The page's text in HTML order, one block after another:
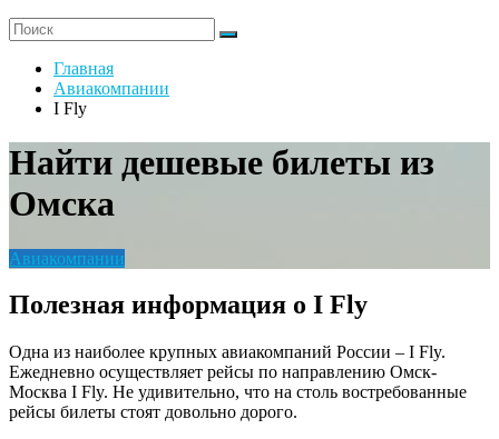
Главная
Авиакомпании
I Fly
Найти дешевые билеты из
Омска
Авиакомпании
Полезная информация о I Fly
Одна из наиболее крупных авиакомпаний России – I Fly.
Ежедневно осуществляет рейсы по направлению Омск-
Москва I Fly. Не удивительно, что на столь востребованные
рейсы билеты стоят довольно дорого.